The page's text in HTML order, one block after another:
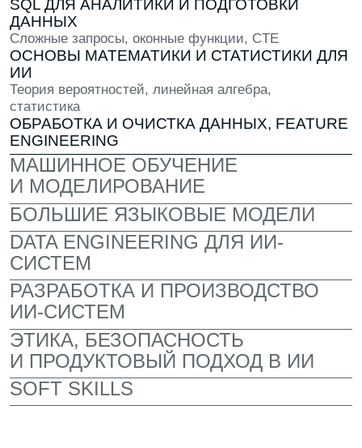
НАСТОЯЩИЙ ОПЕНСПЕЙС
Здесь ты работаешь над реальными
заданиями и чувствуешь себя частью
команды
Приятный современный интерьер,
где комфортно учиться и работать
над проектами. У каждого своё личное
рабочее место и мощный компьютер
СОВРЕМЕННЫЙ
КАМПУС